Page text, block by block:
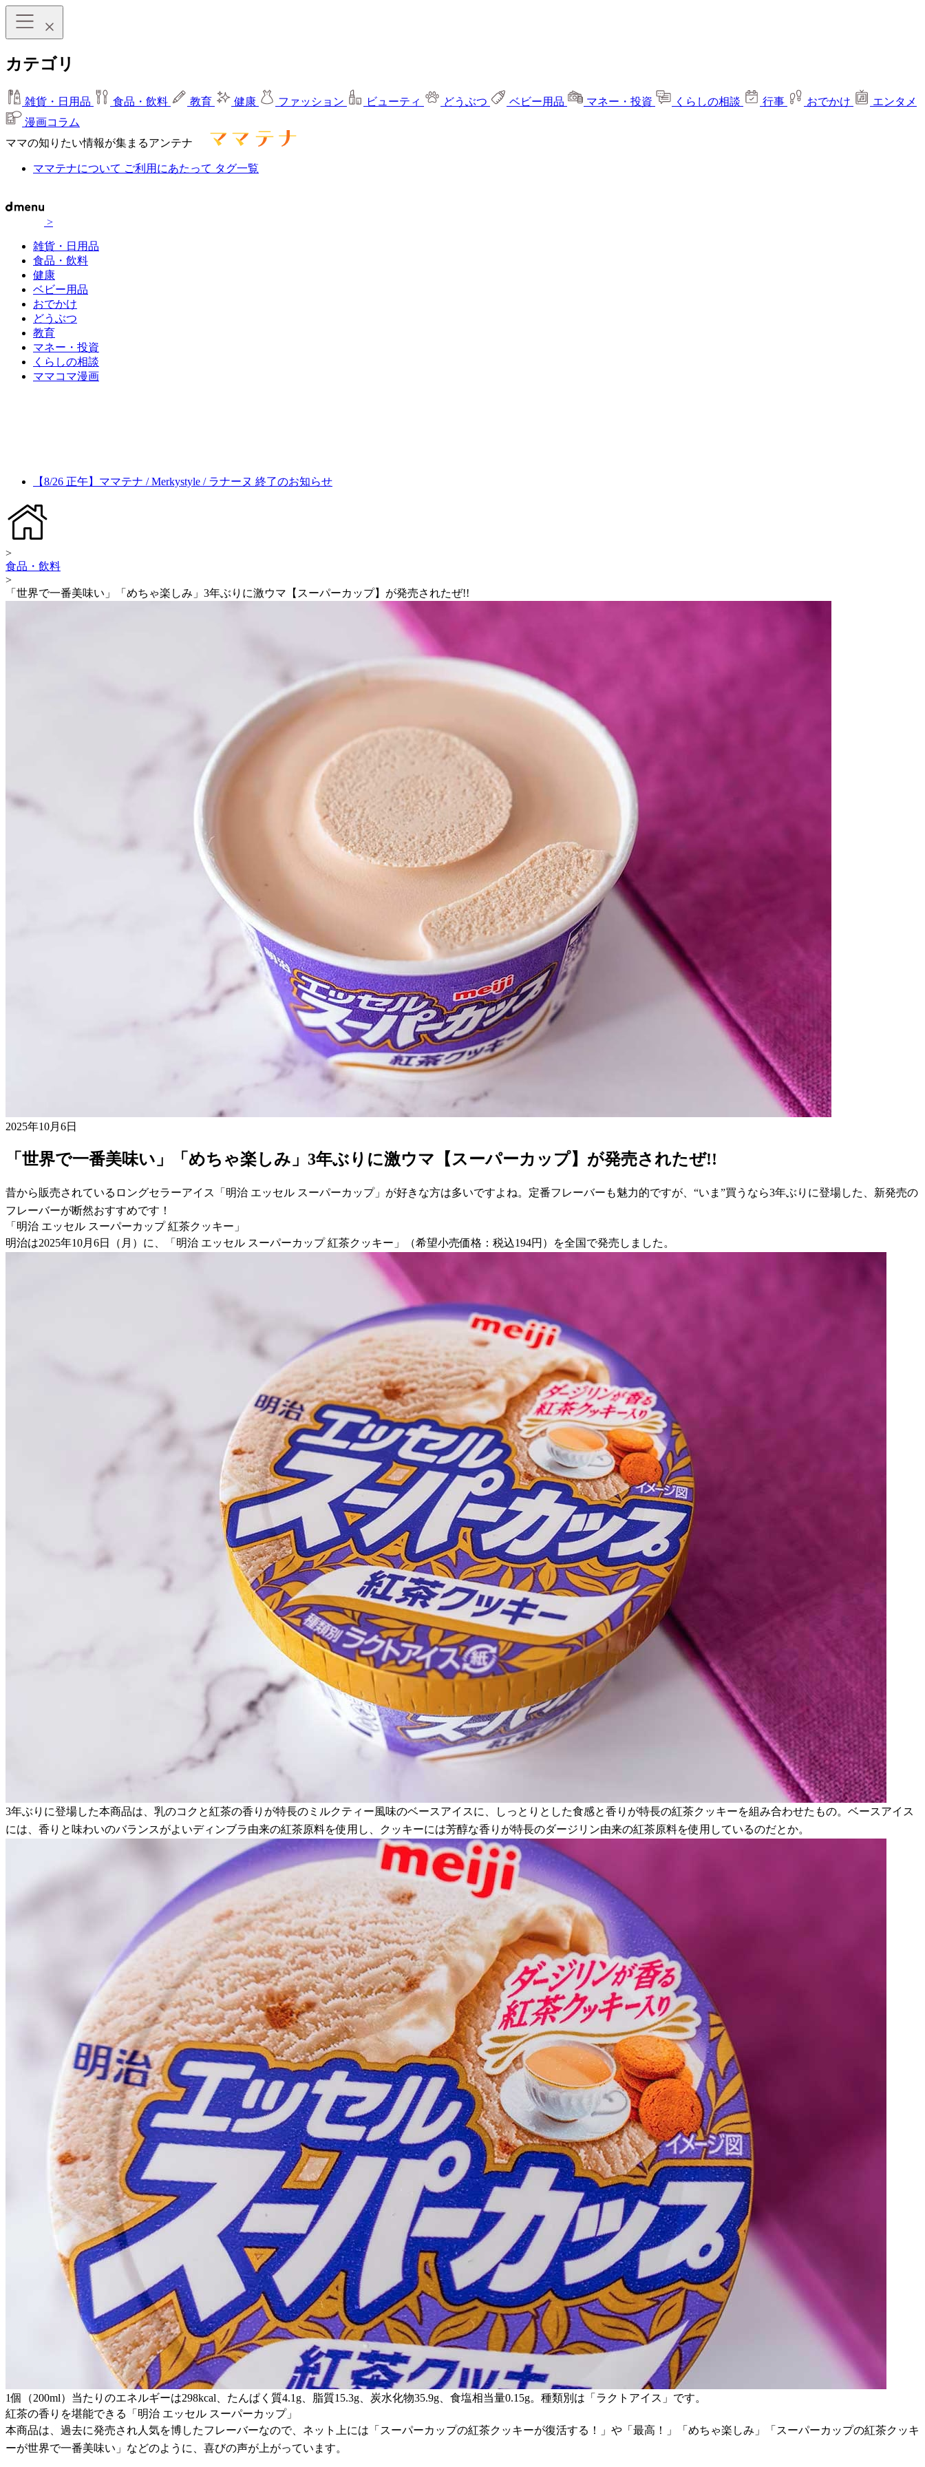
カテゴリ
雑貨・日用品 食品・飲料 教育 健康 ファッション ビューティ どうぶつ ベビー用品 マネー・投資 くらしの相談 行事 おでかけ
エンタメ
漫画コラム
ママの知りたい情報が集まるアンテナ
ママテナについて ご利用にあたって タグ一覧
>
雑貨・日用品
食品・飲料
健康
ベビー用品
おでかけ
どうぶつ
教育
マネー・投資
くらしの相談
ママコマ漫画
【8/26 正午】ママテナ / Merkystyle / ラナーヌ 終了のお知らせ
>
食品・飲料
>
「世界で一番美味い」「めちゃ楽しみ」3年ぶりに激ウマ【スーパーカップ】が発売されたぜ!!
2025年10月6日
「世界で一番美味い」「めちゃ楽しみ」3年ぶりに激ウマ【スーパーカップ】が発売されたぜ!!
昔から販売されているロングセラーアイス「明治 エッセル スーパーカップ」が好きな方は多いですよね。定番フレーバーも魅力的ですが、“いま”買うなら3年ぶりに登場した、新発売の
フレーバーが断然おすすめです！
「明治 エッセル スーパーカップ 紅茶クッキー」
明治は2025年10月6日（月）に、「明治 エッセル スーパーカップ 紅茶クッキー」（希望小売価格：税込194円）を全国で発売しました。
3年ぶりに登場した本商品は、乳のコクと紅茶の香りが特長のミルクティー風味のベースアイスに、しっとりとした食感と香りが特長の紅茶クッキーを組み合わせたもの。ベースアイス
には、香りと味わいのバランスがよいディンブラ由来の紅茶原料を使用し、クッキーには芳醇な香りが特長のダージリン由来の紅茶原料を使用しているのだとか。
1個（200ml）当たりのエネルギーは298kcal、たんぱく質4.1g、脂質15.3g、炭水化物35.9g、食塩相当量0.15g。種類別は「ラクトアイス」です。
紅茶の香りを堪能できる「明治 エッセル スーパーカップ」
本商品は、過去に発売され人気を博したフレーバーなので、ネット上には「スーパーカップの紅茶クッキーが復活する！」や「最高！」「めちゃ楽しみ」「スーパーカップの紅茶クッキ
ーが世界で一番美味い」などのように、喜びの声が上がっています。